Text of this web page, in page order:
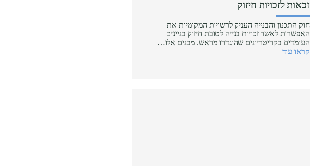
זכאות לזכויות חיזוק
חוק התכנון והבנייה העניק לרשויות המקומיות את
האפשרות לאשר זכויות בנייה לטובת חיזוק בניינים
העומדים בקריטריונים שהוגדרו מראש. מבנים אלו…
קראו עוד